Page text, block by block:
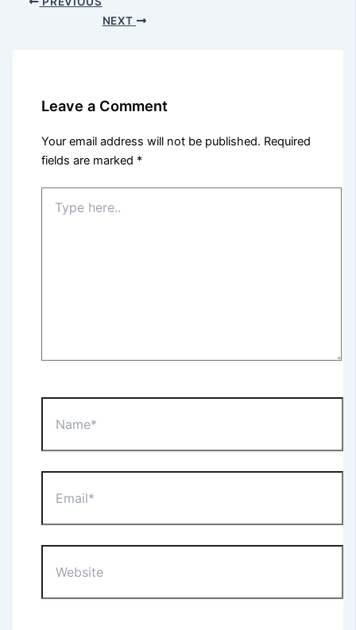
NEXT
Leave a Comment
Your email address will not be published. Required
fields are marked *
here..